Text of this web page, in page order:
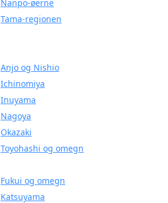
Nanpo-øerne
Tama-regionen
Anjo og Nishio
Ichinomiya
Inuyama
Nagoya
Okazaki
Toyohashi og omegn
Fukui og omegn
Katsuyama